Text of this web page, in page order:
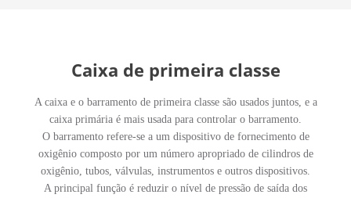
Caixa de primeira classe
A caixa e o barramento de primeira classe são usados ​​juntos, e a
caixa primária é mais usada para controlar o barramento.
O barramento refere-se a um dispositivo de fornecimento de
oxigênio composto por um número apropriado de cilindros de
oxigênio, tubos, válvulas, instrumentos e outros dispositivos.
A principal função é reduzir o nível de pressão de saída dos